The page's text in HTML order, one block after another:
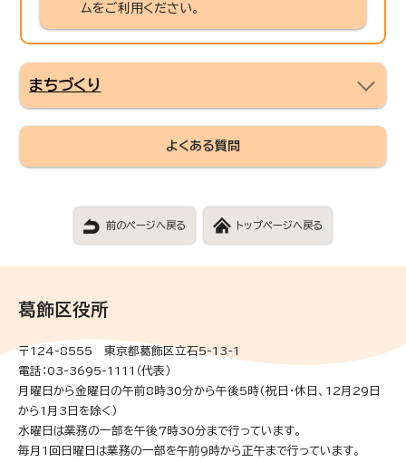
ムをご利用ください。
まちづくり
よくある質問
前のページへ戻る トップページへ戻る
葛飾区役所
〒124-8555 東京都葛飾区立石5-13-1
電話：03-3695-1111（代表）
月曜日から金曜日の午前8時30分から午後5時(祝日・休日、12月29日
から1月3日を除く)
水曜日は業務の一部を午後7時30分まで行っています。
毎月1回日曜日は業務の一部を午前9時から正午まで行っています。